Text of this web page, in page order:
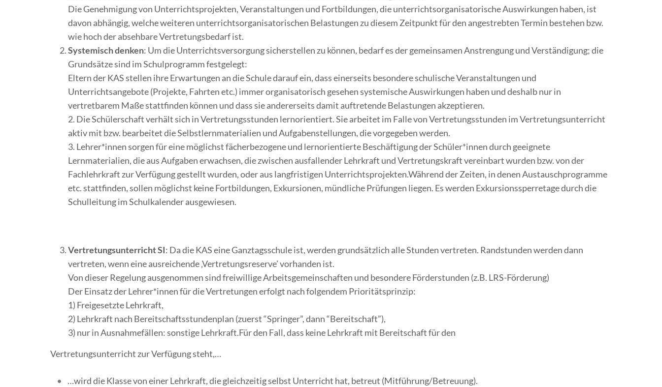
Die Genehmigung von Unterrichtsprojekten, Veranstaltungen und Fortbildungen, die unterrichtsorganisatorische Auswirkungen haben, ist
davon abhängig, welche weiteren unterrichtsorganisatorischen Belastungen zu diesem Zeitpunkt für den angestrebten Termin bestehen bzw.
wie hoch der absehbare Vertretungsbedarf ist.
Systemisch denken: Um die Unterrichtsversorgung sicherstellen zu können, bedarf es der gemeinsamen Anstrengung und Verständigung; die
Grundsätze sind im Schulprogramm festgelegt:
Eltern der KAS stellen ihre Erwartungen an die Schule darauf ein, dass einerseits besondere schulische Veranstaltungen und
Unterrichtsangebote (Projekte, Fahrten etc.) immer organisatorisch gesehen systemische Auswirkungen haben und deshalb nur in
vertretbarem Maße stattfinden können und dass sie andererseits damit auftretende Belastungen akzeptieren.
2. Die Schülerschaft verhält sich in Vertretungsstunden lernorientiert. Sie arbeitet im Falle von Vertretungsstunden im Vertretungsunterricht
aktiv mit bzw. bearbeitet die Selbstlernmaterialien und Aufgabenstellungen, die vorgegeben werden.
3. Lehrer*innen sorgen für eine möglichst fächerbezogene und lernorientierte Beschäftigung der Schüler*innen durch geeignete
Lernmaterialien, die aus Aufgaben erwachsen, die zwischen ausfallender Lehrkraft und Vertretungskraft vereinbart wurden bzw. von der
Fachlehrkraft zur Verfügung gestellt wurden, oder aus langfristigen Unterrichtsprojekten.Während der Zeiten, in denen Austauschprogramme
etc. stattfinden, sollen möglichst keine Fortbildungen, Exkursionen, mündliche Prüfungen liegen. Es werden Exkursionssperretage durch die
Schulleitung im Schulkalender ausgewiesen.
Vertretungsunterricht SI: Da die KAS eine Ganztagsschule ist, werden grundsätzlich alle Stunden vertreten. Randstunden werden dann
vertreten, wenn eine ausreichende ‚Vertretungsreserve’ vorhanden ist.
Von dieser Regelung ausgenommen sind freiwillige Arbeitsgemeinschaften und besondere Förderstunden (z.B. LRS-Förderung)
Der Einsatz der Lehrer*innen für die Vertretungen erfolgt nach folgendem Prioritätsprinzip:
1) Freigesetzte Lehrkraft,
2) Lehrkraft nach Bereitschaftsstundenplan (zuerst “Springer”, dann “Bereitschaft”),
3) nur in Ausnahmefällen: sonstige Lehrkraft.Für den Fall, dass keine Lehrkraft mit Bereitschaft für den
Vertretungsunterricht zur Verfügung steht,…
…wird die Klasse von einer Lehrkraft, die gleichzeitig selbst Unterricht hat, betreut (Mitführung/Betreuung).